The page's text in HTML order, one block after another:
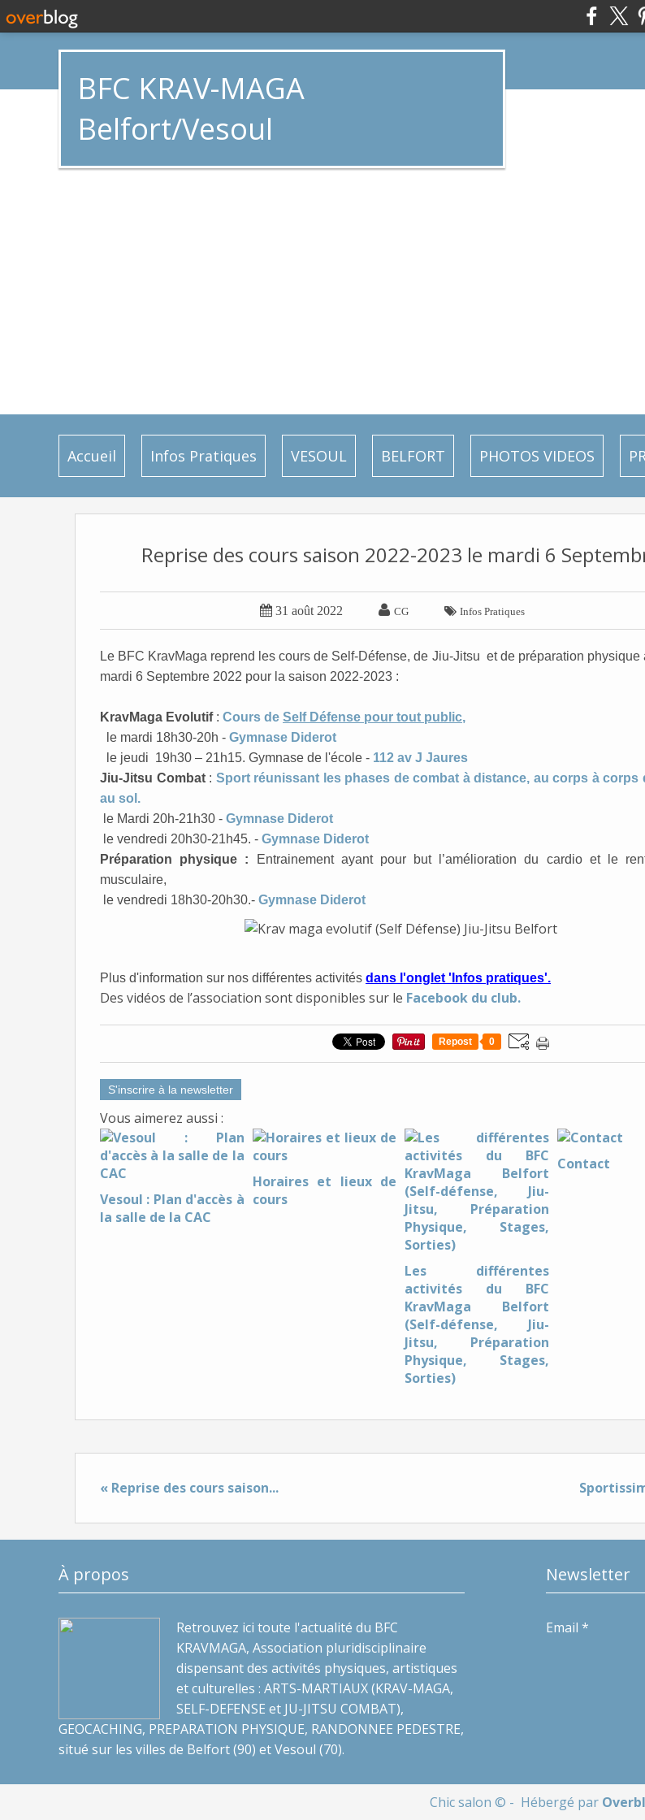
BFC KRAV-MAGA
Belfort/Vesoul
Accueil Infos Pratiques VESOUL BELFORT PHOTOS VIDEOS
Reprise des cours saison 2022-2023 le mardi 6
 31 août 2022  CG  Infos Pratiques
Le BFC KravMaga reprend les cours de Self-Défense, de Jiu-Jitsu et de préparation physique
mardi 6 Septembre 2022 pour la saison 2022-2023 :
KravMaga Evolutif: Cours de Self Défense pour tout public,
le mardi 18h30-20h - Gymnase Diderot
le jeudi 19h30 – 21h15. Gymnase de l'école - 112 av J Jaures
Jiu-Jitsu Combat: Sport réunissant les phases de combat à distance, au corps à corps
au sol.
le Mardi 20h-21h30 - Gymnase Diderot
le vendredi 20h30-21h45. - Gymnase Diderot
Préparation physique : Entrainement ayant pour but l’amélioration du cardio et le
musculaire,
le vendredi 18h30-20h30.- Gymnase Diderot
Plus d'information sur nos différentes activités dans l'onglet 'Infos pratiques'.
Des vidéos de l’association sont disponibles sur le Facebook du club.
Repost 0
S'inscrire à la newsletter
Vous aimerez aussi :
Vesoul : Plan d'accès à
la salle de la CAC
Horaires et lieux de
cours
Les différentes
activités du BFC
KravMaga Belfort
(Self-défense, Jiu-
Jitsu, Préparation
Physique, Stages,
Sorties)
Contact
« Reprise des cours saison...
À propos
Retrouvez ici toute l'actualité du BFC
KRAVMAGA, Association pluridisciplinaire
dispensant des activités physiques, artistiques
et culturelles : ARTS-MARTIAUX (KRAV-MAGA,
SELF-DEFENSE et JU-JITSU COMBAT),
GEOCACHING, PREPARATION PHYSIQUE, RANDONNEE PEDESTRE,
situé sur les villes de Belfort (90) et Vesoul (70).
Newsletter
Email
Chic salon © - Hébergé par